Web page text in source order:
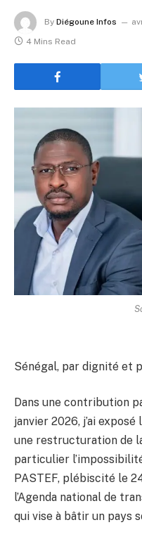
By Diégoune Infos
4 Mins Read
Sénégal, par dignité et
Dans une contribution
janvier 2026, j’ai
une restructuration de
particulier
PASTEF, plébiscité le
l’Agenda national de
qui vise à bâtir un pays